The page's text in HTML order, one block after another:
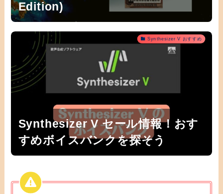
Edition)
Synthesizer V おすすめ
Synthesizer V セール情報！おす
すめボイスバンクを探そう